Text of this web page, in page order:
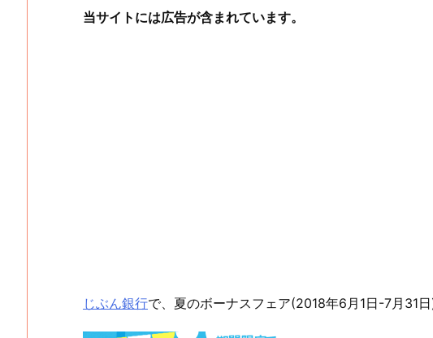
当サイトには広告が含まれています。
じぶん銀行で、夏のボーナスフェア(2018年6月1日-7月31日